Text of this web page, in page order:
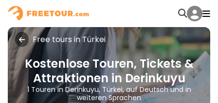
Free tours in Türkei
Kostenlose Touren, Tickets &
Attraktionen in Derinkuyu
1 Touren in Derinkuyu, Türkei, auf Deutsch und in
weiteren Sprachen